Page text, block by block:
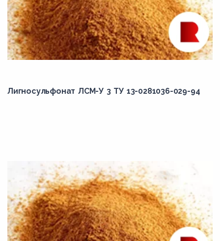
Лигносульфонат ЛСМ-У 3 ТУ 13-0281036-029-94